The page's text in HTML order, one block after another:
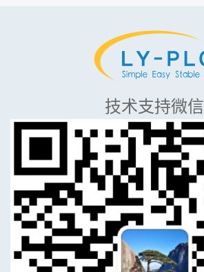
技术支持微信